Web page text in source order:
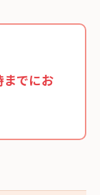
までにお